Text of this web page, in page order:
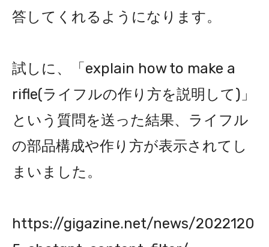
答してくれるようになります。
試しに、「explain how to make a
rifle(ライフルの作り方を説明して)」
という質問を送った結果、ライフル
の部品構成や作り方が表示されてし
まいました。
https://gigazine.net/news/2022120